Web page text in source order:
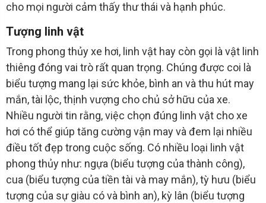
cho mọi người cảm thấy thư thái và hạnh phúc.
Tượng linh vật
Trong phong thủy xe hơi, linh vật hay còn gọi là vật linh
thiêng đóng vai trò rất quan trọng. Chúng được coi là
biểu tượng mang lại sức khỏe, bình an và thu hút may
mắn, tài lộc, thịnh vượng cho chủ sở hữu của xe.
Nhiều người tin rằng, việc chọn đúng linh vật cho xe
hơi có thể giúp tăng cường vận may và đem lại nhiều
điều tốt đẹp trong cuộc sống. Có nhiều loại linh vật
phong thủy như: ngựa (biểu tượng của thành công),
cua (biểu tượng của tiền tài và may mắn), tỳ hưu (biểu
tượng của sự giàu có và bình an), kỳ lân (biểu tượng